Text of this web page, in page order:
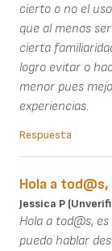
cierto o no el
que al menos
cierta
logro evitar o
menor pues
experiencias.
Respuesta
Hola a
Jessica P
Hola a tod@s,
puedo hablar